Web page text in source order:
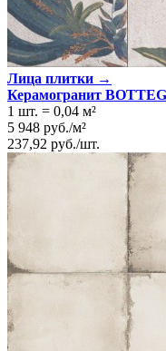
Лица плитки →
Керамогранит
1 шт. = 0,04 м²
5 948 руб./м²
237,92 руб./шт.